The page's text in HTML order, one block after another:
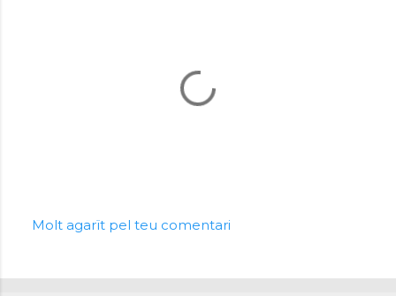
b
Molt agarït pel teu comentari